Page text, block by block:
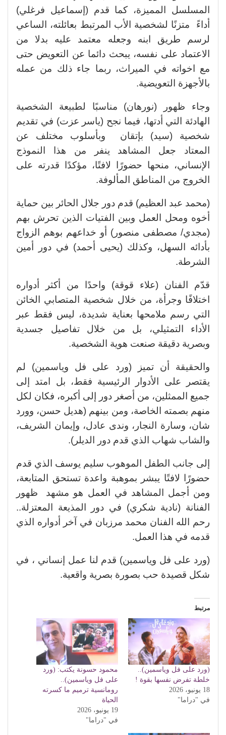
المسلسل المميزة، كما قدم (إسماعيل فرغلي)
أداءً متزنًا لشخصية الأب المرتبط بعائلته، الساعي
لرسم طريق ابنه وجعله معتمد عليه بدلا من
الاعتماد على نفسه، يبحث دائما عن التعويض حتى
مع اخواته في الميراث، ربما جاء ذلك من عمله
بالأجهزة التعويضية.
وجاء ظهور (نورهان) مناسبًا لطبيعة الشخصية
الهادئة التي أدتها، فيما نجح (ياسر عزت) في تقديم
شخصية (سيد) بإتقان وبأسلوب مختلف عن
المعتاد جعل المشاهد ينفر من هذا النموذج
الإنساني، منحها حضورًا لافتًا، مؤكدًا قدرته على
الخروج من المناطق المألوفة.
(محمد عبد العظيم) قدم دور جلال الحائر بين حماية
أخوه ومحل العمل وبين الفتيات الذين تحرش بهم
(مجدي/ مصطفى منصور) أو خداعهم بوهم الزواج
بأدائه السهل، وكذلك (يحيى أحمد) في دور أمين
الشرطة.
قدّم الفنان (علاء قوقة) واحدًا من أكثر أدواره
اختلافًا وجرأة، من خلال شخصية المتصابي الخائن
التي رسم ملامحها بعناية شديدة، ليس فقط عبر
الأداء التمثيلي، بل من خلال تفاصيل جسدية
وبصرية دقيقة صنعت هوية الشخصية.
والحقيقة أن تميز (ورد على فل وياسمين) لم
يقتصر على الأدوار الرئيسية فقط، بل امتد إلى
جميع الممثلين، من أصغر دور إلى أكبره، فكان لكل
منهم بصمته الخاصة، ومن بينهم (هديل حسن، وورد
شان، وسارة النجار، وندى عادل، وإيمان الشريف،
والشاب شهاب الذي قدم دور الديلر).
إلى جانب الطفل الموهوب سليم يوسف الذي قدم
حضورًا لافتًا يبشر بموهبة واعدة تستحق المتابعة،
ومن أجمل المشاهد في العمل هو مشهد ظهور
الفنانة (نادية شكري) في دور المذيعة المعتزلة..
رحم الله الفنان محمد مرزبان في آخر أدواره الذي
قدمه في هذا العمل.
(ورد على فل وياسمين) قدم لنا عمل إنساني ، في
شكل قصيدة حب بصورة بصرية واقعية.
مرتبط
(ورد على فل وياسمين)..
خلطة تفرض نفسها بقوة !
18 يونيو، 2026
في "دراما"
محمود حسونة يكتب: (ورد
على فل وياسمين)..
رومانسية ترميم ما كسرته
الحياة
19 يونيو، 2026
في "دراما"